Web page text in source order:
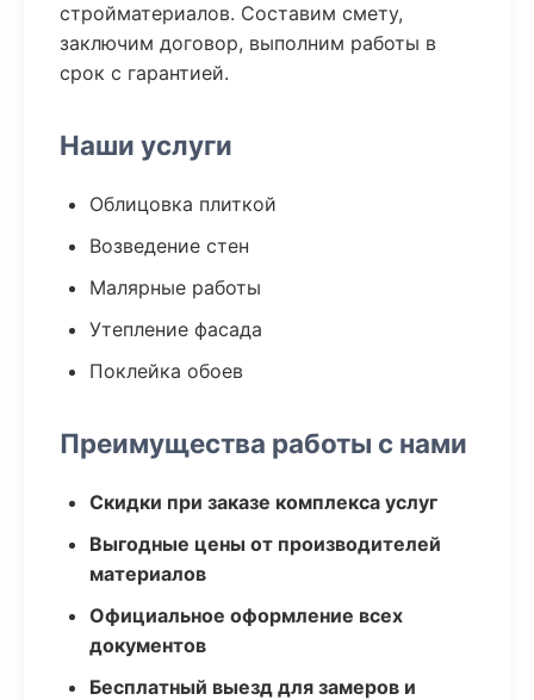
стройматериалов. Составим смету,
заключим договор, выполним работы в
срок с гарантией.
Наши услуги
Облицовка плиткой
Возведение стен
Малярные работы
Утепление фасада
Поклейка обоев
Преимущества работы с нами
Скидки при заказе комплекса услуг
Выгодные цены от производителей
материалов
Официальное оформление всех
документов
Бесплатный выезд для замеров и